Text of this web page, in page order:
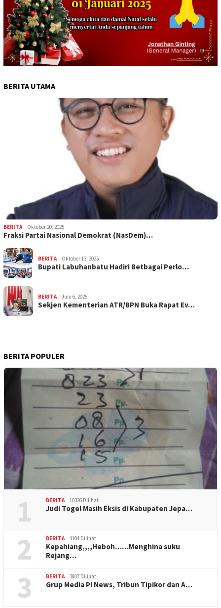
BERITA UTAMA
BERITA Oktober 20, 2025
Fraksi Partai Nasional Demokrat (NasDem)…
BERITA Oktober 13, 2025
Bupati Labuhanbatu Hadiri Betbagai Perlo…
BERITA Juni 6, 2025
Sekjen Kementerian ATR/BPN Buka Rapat Ev…
BERITA POPULER
1 BERITA 10326 Dilihat
Judi Togel Masih Eksis di Kabupaten Jepa…
2 BERITA 4104 Dilihat
Kepahiang,,,,Heboh……Menghina suku
Rejang…
3 BERITA 3807 Dilihat
Grup Media PI News, Tribun Tipikor dan A…